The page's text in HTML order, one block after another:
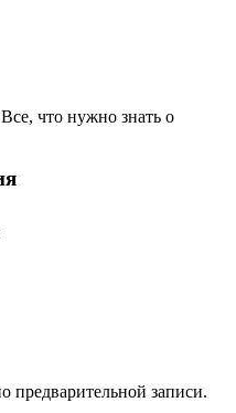
Все, что нужно знать о
предварительной записи.